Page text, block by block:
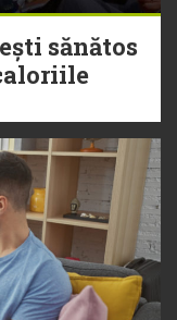
sănătos